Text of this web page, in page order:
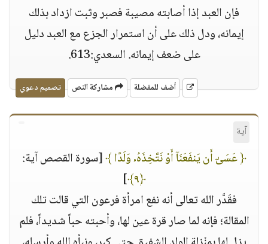
فإن العبد إذا أصابته مصيبة فصبر وثبت ازداد بذلك
إيمانه، ودل ذلك على أن استمرار الجزع مع العبد دليل
على ضعف إيمانه. السعدي:613.
أضف للمفضلة مشاركة النص تصميم دعوي
آية
﴿ عَسَىٰٓ أَن يَنفَعَنَآ أَوْ نَتَّخِذَهُۥ وَلَدًا ﴾[سورة القصص آية:
﴿٩﴾
]
فقَدَّر الله تعالى أنه نفع امرأة فرعون التي قالت تلك
المقالة؛ فإنه لما صار قرة عين لها، وأحبته حباً شديداً، فلم